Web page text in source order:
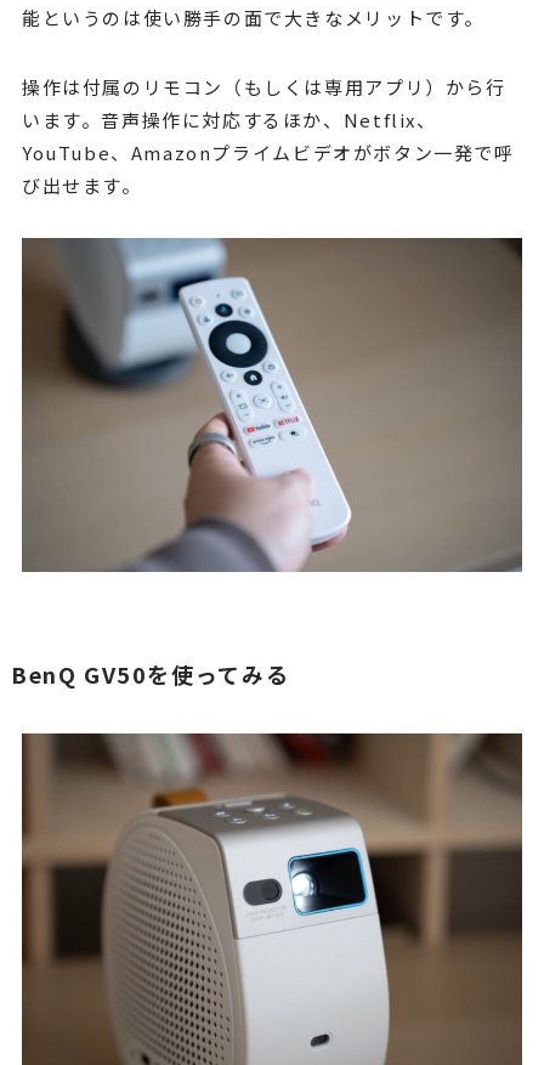
能というのは使い勝手の面で大きなメリットです。
操作は付属のリモコン（もしくは専用アプリ）から行
います。音声操作に対応するほか、Netflix、
YouTube、Amazonプライムビデオがボタン一発で呼
び出せます。
BenQ GV50を使ってみる